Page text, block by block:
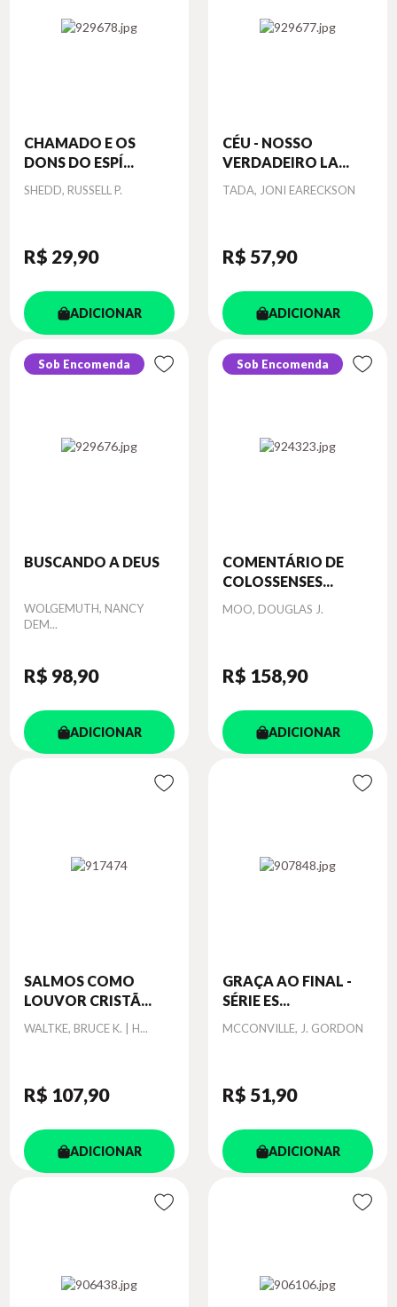
CHAMADO E OS
DONS DO ESPÍ...
Autor
SHEDD, RUSSELL P.
R$ 29,90
ADICIONAR
CÉU - NOSSO
VERDADEIRO LA...
Autor
TADA, JONI EARECKSON
R$ 57,90
ADICIONAR
Sob Encomenda
BUSCANDO A DEUS
Autor
WOLGEMUTH, NANCY
DEM...
R$ 98,90
ADICIONAR
Sob Encomenda
COMENTÁRIO DE
COLOSSENSES...
Autor
MOO, DOUGLAS J.
R$ 158,90
ADICIONAR
SALMOS COMO
LOUVOR CRISTÃ...
Autor
WALTKE, BRUCE K. | H...
R$ 107,90
ADICIONAR
GRAÇA AO FINAL -
SÉRIE ES...
Autor
MCCONVILLE, J. GORDON
R$ 51,90
ADICIONAR